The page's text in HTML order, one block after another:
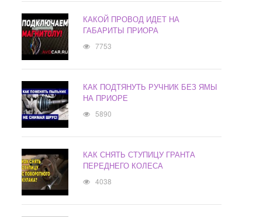
КАКОЙ ПРОВОД ИДЕТ НА
ГАБАРИТЫ ПРИОРА
7753
КАК ПОДТЯНУТЬ РУЧНИК БЕЗ ЯМЫ
НА ПРИОРЕ
5890
КАК СНЯТЬ СТУПИЦУ ГРАНТА
ПЕРЕДНЕГО КОЛЕСА
4038